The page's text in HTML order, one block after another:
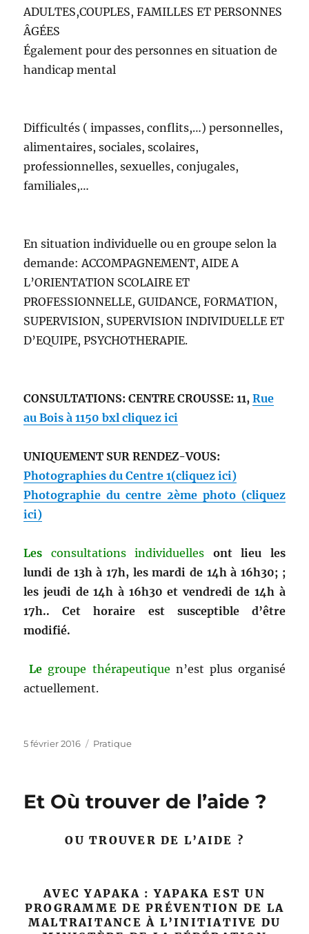
ADULTES,COUPLES, FAMILLES ET PERSONNES
ÂGÉES
Également pour des personnes en situation de
handicap mental
Difficultés ( impasses, conflits,…) personnelles,
alimentaires, sociales, scolaires,
professionnelles, sexuelles, conjugales,
familiales,…
En situation individuelle ou en groupe selon la
demande: ACCOMPAGNEMENT, AIDE A
L’ORIENTATION SCOLAIRE ET
PROFESSIONNELLE, GUIDANCE, FORMATION,
SUPERVISION, SUPERVISION INDIVIDUELLE ET
D’EQUIPE, PSYCHOTHERAPIE.
CONSULTATIONS: CENTRE CROUSSE: 11,Rue
au Bois à 1150 bxl cliquez ici
UNIQUEMENT SUR RENDEZ-VOUS:
Photographies du Centre 1(cliquez ici)
Photographie du centre 2ème photo (cliquez
ici)
Les consultations individuelles
ont lieu les
lundi de 13h à 17h, les mardi de 14h à 16h30; ;
les jeudi de 14h à 16h30 et vendredi de 14h à
17h.. Cet horaire est susceptible d’être
modifié.
Le groupe thérapeutique n’est plus organisé
actuellement.
Publié
5 février 2016 Catégories
Pratique
Et Où trouver de l’aide ?
OU TROUVER DE L’AIDE ?
AVEC YAPAKA : YAPAKA EST UN
PROGRAMME DE PRÉVENTION DE LA
MALTRAITANCE À L’INITIATIVE DU